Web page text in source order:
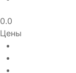
0.0
Цены